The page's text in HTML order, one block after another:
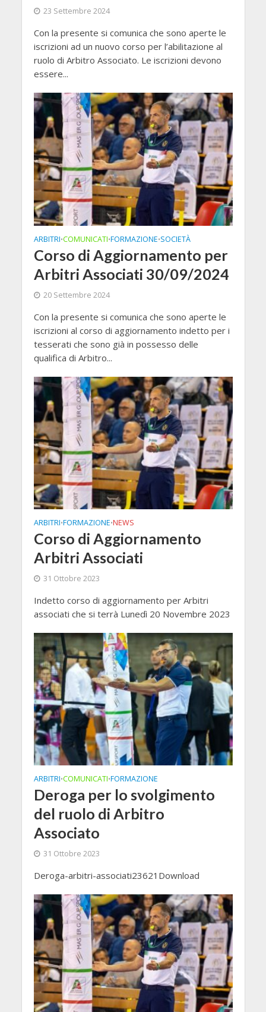
23 Settembre 2024
Con la presente si comunica che sono aperte le
iscrizioni ad un nuovo corso per l’abilitazione al
ruolo di Arbitro Associato. Le iscrizioni devono
essere...
ARBITRI•COMUNICATI•FORMAZIONE•SOCIETÀ
Corso di Aggiornamento per
Arbitri Associati 30/09/2024
20 Settembre 2024
Con la presente si comunica che sono aperte le
iscrizioni al corso di aggiornamento indetto per i
tesserati che sono già in possesso delle
qualifica di Arbitro...
ARBITRI•FORMAZIONE•NEWS
Corso di Aggiornamento
Arbitri Associati
31 Ottobre 2023
Indetto corso di aggiornamento per Arbitri
associati che si terrà Lunedì 20 Novembre 2023
ARBITRI•COMUNICATI•FORMAZIONE
Deroga per lo svolgimento
del ruolo di Arbitro
Associato
31 Ottobre 2023
Deroga-arbitri-associati23621Download